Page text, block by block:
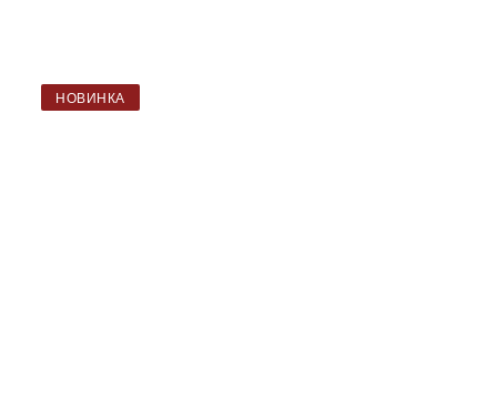
НОВИНКА